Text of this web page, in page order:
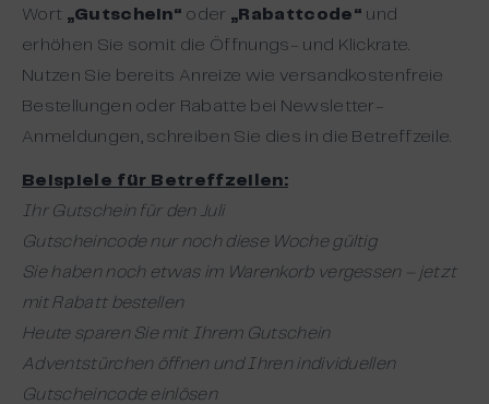
Wort „Gutschein“ oder „Rabattcode“ und
erhöhen Sie somit die Öffnungs- und Klickrate.
Nutzen Sie bereits Anreize wie versandkostenfreie
Bestellungen oder Rabatte bei Newsletter-
Anmeldungen, schreiben Sie dies in die Betreffzeile.
Beispiele für Betreffzeilen:
Ihr Gutschein für den Juli
Gutscheincode nur noch diese Woche gültig
Sie haben noch etwas im Warenkorb vergessen – jetzt
mit Rabatt bestellen
Heute sparen Sie mit Ihrem Gutschein
Adventstürchen öffnen und Ihren individuellen
Gutscheincode einlösen